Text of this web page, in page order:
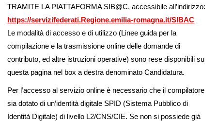
TRAMITE LA PIATTAFORMA SIB@C, accessibile all’indirizzo:
https://servizifederati.Regione.emilia-romagna.it/SIBAC
Le modalità di accesso e di utilizzo (Linee guida per la
compilazione e la trasmissione online delle domande di
contributo, ed altre istruzioni operative) sono rese disponibili su
questa pagina nel box a destra denominato Candidatura.
Per l’accesso al servizio online è necessario che il compilatore
sia dotato di un’identità digitale SPID (Sistema Pubblico di
Identità Digitale) di livello L2/CNS/CIE. Se non si possiede già